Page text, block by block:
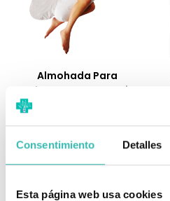
Consentimiento Detalles
Esta página web usa cookies
Almohada Para
Embarazo Y Lactancia
Añadir al carrito
